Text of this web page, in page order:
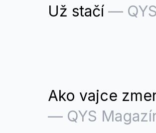
Už stačí —
Ako vajce
— QYS